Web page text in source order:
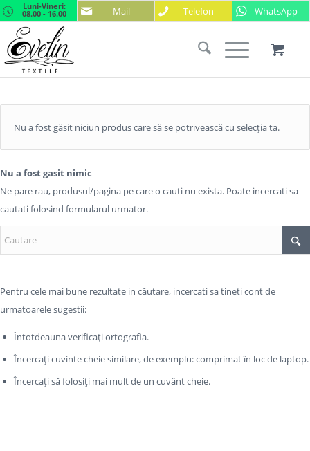
Mail Telefon WhatsApp
Luni-Vineri:
08.00 - 16.00
Nu a fost găsit niciun produs care să se potrivească cu selecția ta.
Nu a fost gasit nimic
Ne pare rau, produsul/pagina pe care o cauti nu exista. Poate incercati sa
cautati folosind formularul urmator.
Pentru cele mai bune rezultate in căutare, incercati sa tineti cont de
urmatoarele sugestii:
Întotdeauna verificați ortografia.
Încercați cuvinte cheie similare, de exemplu: comprimat în loc de laptop.
Încercați să folosiți mai mult de un cuvânt cheie.